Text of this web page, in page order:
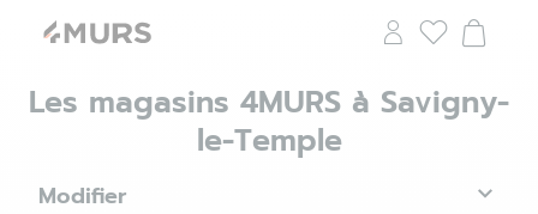
Les magasins 4MURS à Savigny-
le-Temple
Modifier